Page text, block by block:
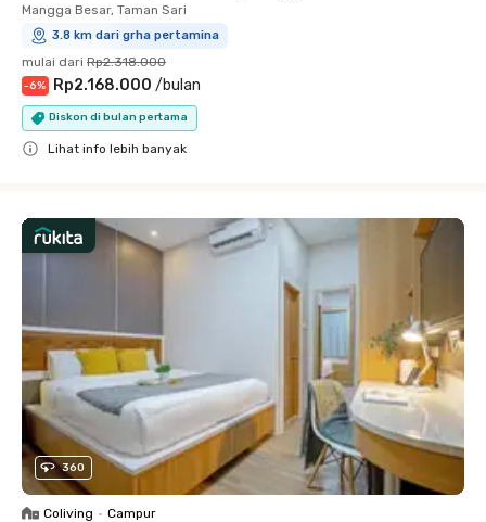
Mangga Besar, Taman Sari
3.8 km dari grha pertamina
mulai dari Rp2.318.000
-6% Rp2.168.000 /bulan
Diskon di bulan pertama
Lihat info lebih banyak
360
Coliving • Campur